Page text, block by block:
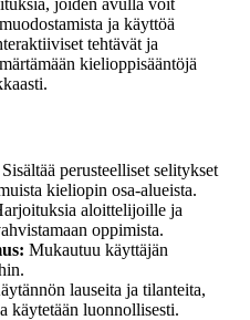
joiden avulla voit
ja käyttöä
tehtävät ja
kielioppisääntöjä
Sisältää perusteelliset selitykset
kieliopin osa-alueista.
aloittelijoille ja
oppimista.
Mukautuu käyttäjän
lauseita ja tilanteita,
käytetään luonnollisesti.